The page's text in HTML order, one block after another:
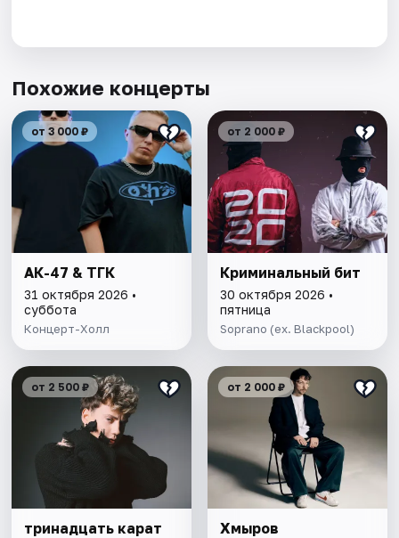
Похожие концерты
от 3 000 ₽
АК-47 & ТГК
31 октября 2026 •
суббота
Концерт-Холл
от 2 000 ₽
Криминальный бит
30 октября 2026 •
пятница
Soprano (ex. Blackpool)
от 2 500 ₽
тринадцать карат
от 2 000 ₽
Хмыров